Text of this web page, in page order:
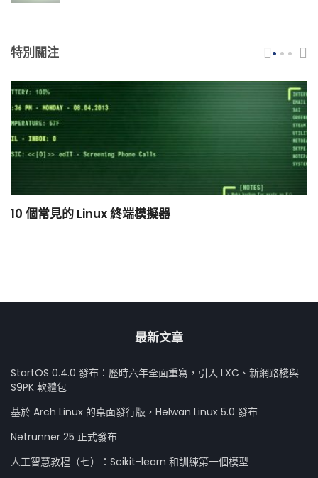
特別關注
10 個常見的 Linux 終端模擬器
最新文章
StartOS 0.4.0 發布：歷時六年全面重寫，引入 LXC、新網路棧與
S9PK 軟體包
基於 Arch Linux 的桌面發行版，Helwan Linux 5.0 發布
Netrunner 25 正式發布
人工智慧教程（七）：Scikit-learn 和訓練第一個模型